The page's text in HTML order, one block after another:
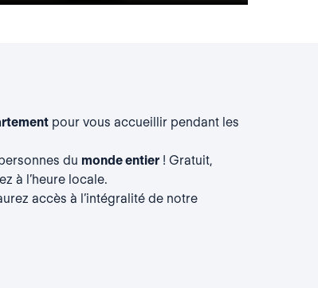
pour vous accueillir pendant les
du monde entier ! Gratuit,
à l’heure locale.
accès à l’intégralité de notre